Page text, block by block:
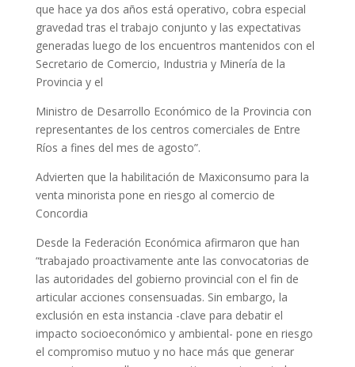
que hace ya dos años está operativo, cobra especial
gravedad tras el trabajo conjunto y las expectativas
generadas luego de los encuentros mantenidos con el
Secretario de Comercio, Industria y Minería de la
Provincia y el
Ministro de Desarrollo Económico de la Provincia con
representantes de los centros comerciales de Entre
Ríos a fines del mes de agosto”.
Advierten que la habilitación de Maxiconsumo para la
venta minorista pone en riesgo al comercio de
Concordia
Desde la Federación Económica afirmaron que han
“trabajado proactivamente ante las convocatorias de
las autoridades del gobierno provincial con el fin de
articular acciones consensuadas. Sin embargo, la
exclusión en esta instancia -clave para debatir el
impacto socioeconómico y ambiental- pone en riesgo
el compromiso mutuo y no hace más que generar